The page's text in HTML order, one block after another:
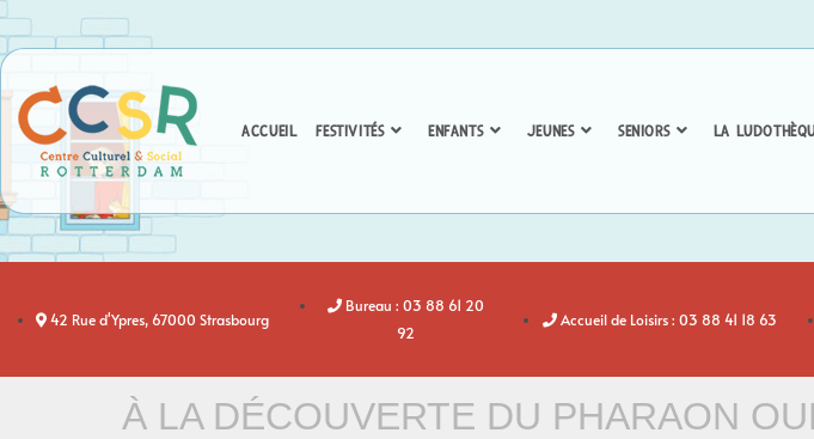
ACCUEIL FESTIVITÉS ENFANTS JEUNES SENIORS LA
42 Rue d'Ypres, 67000 Strasbourg
Bureau : 03 88 61 20
92
Accueil de Loisirs : 03 88 41 18 63
À LA DÉCOUVERTE DU PHARAON